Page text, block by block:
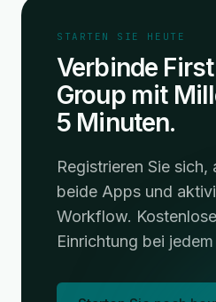
STARTEN SIE HEUTE
Verbinde
Group mit
5 Minuten.
Registrieren Sie sich,
beide Apps und
Workflow.
Einrichtung bei jedem